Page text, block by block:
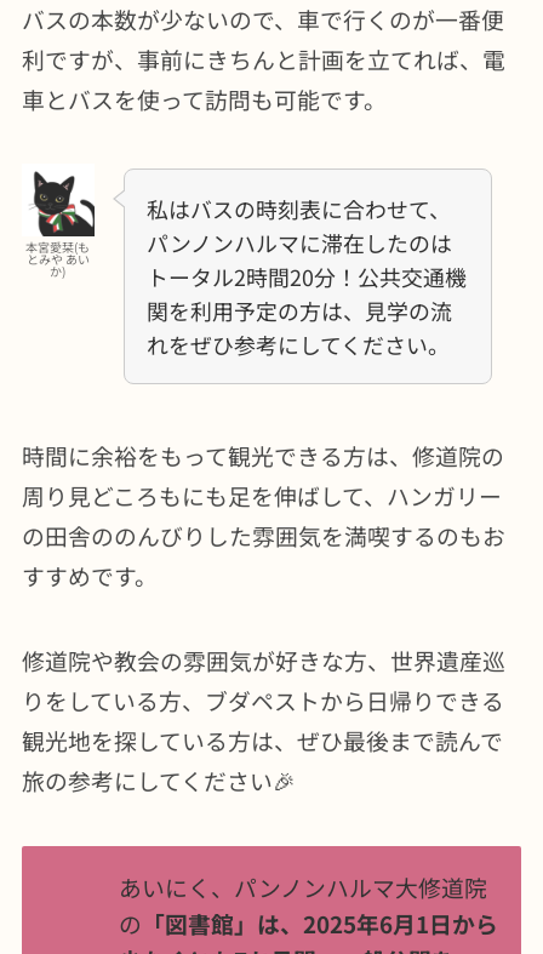
バスの本数が少ないので、車で行くのが一番便
利ですが、事前にきちんと計画を立てれば、電
車とバスを使って訪問も可能です。
本宮愛栞(も
とみや あい
か)
私はバスの時刻表に合わせて、
パンノンハルマに滞在したのは
トータル2時間20分！公共交通機
関を利用予定の方は、見学の流
れをぜひ参考にしてください。
時間に余裕をもって観光できる方は、修道院の
周り見どころもにも足を伸ばして、ハンガリー
の田舎ののんびりした雰囲気を満喫するのもお
すすめです。
修道院や教会の雰囲気が好きな方、世界遺産巡
りをしている方、ブダペストから日帰りできる
観光地を探している方は、ぜひ最後まで読んで
旅の参考にしてください🎉
あいにく、パンノンハルマ大修道院
の 「図書館」は、2025年6月1日から